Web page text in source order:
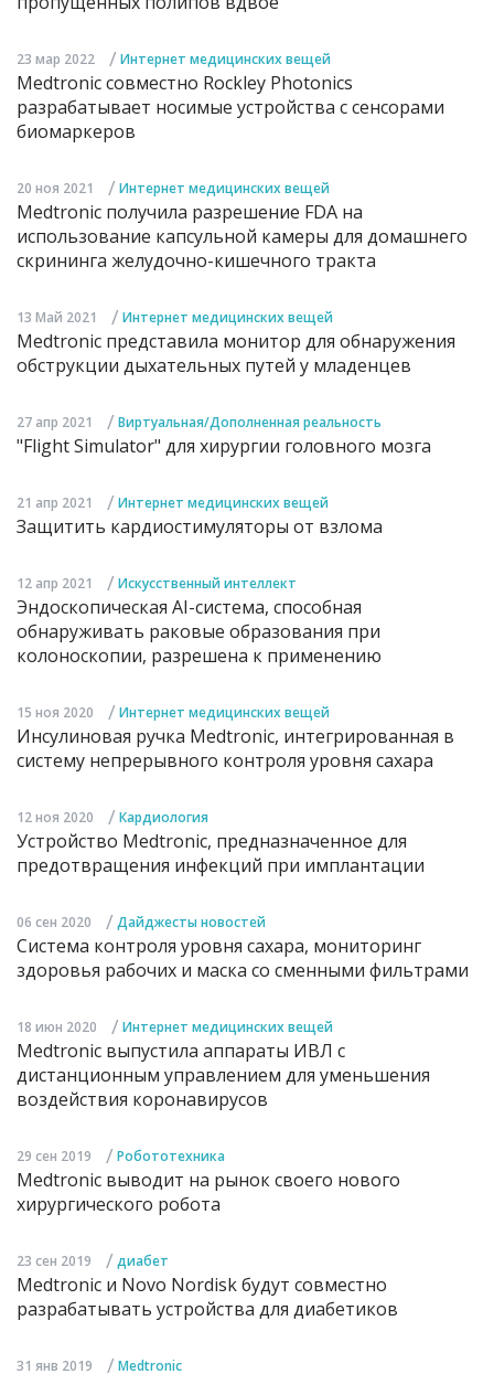
23 мар 2022 / Интернет медицинских вещей
Medtronic совместно Rockley Photonics
разрабатывает носимые устройства с сенсорами
биомаркеров
20 ноя 2021 / Интернет медицинских вещей
Medtronic получила разрешение FDA на
использование капсульной камеры для домашнего
скрининга желудочно-кишечного тракта
13 Май 2021 / Интернет медицинских вещей
Medtronic представила монитор для обнаружения
обструкции дыхательных путей у младенцев
27 апр 2021 / Виртуальная/Дополненная реальность
"Flight Simulator" для хирургии головного мозга
21 апр 2021 / Интернет медицинских вещей
Защитить кардиостимуляторы от взлома
12 апр 2021 / Искусственный интеллект
Эндоскопическая AI-система, способная
обнаруживать раковые образования при
колоноскопии, разрешена к применению
15 ноя 2020 / Интернет медицинских вещей
Инсулиновая ручка Medtronic, интегрированная в
систему непрерывного контроля уровня сахара
12 ноя 2020 / Кардиология
Устройство Medtronic, предназначенное для
предотвращения инфекций при имплантации
06 сен 2020 / Дайджесты новостей
Система контроля уровня сахара, мониторинг
здоровья рабочих и маска со сменными фильтрами
18 июн 2020 / Интернет медицинских вещей
Medtronic выпустила аппараты ИВЛ с
дистанционным управлением для уменьшения
воздействия коронавирусов
29 сен 2019 / Робототехника
Medtronic выводит на рынок своего нового
хирургического робота
23 сен 2019 / диабет
Medtronic и Novo Nordisk будут совместно
разрабатывать устройства для диабетиков
31 янв 2019 / Medtronic